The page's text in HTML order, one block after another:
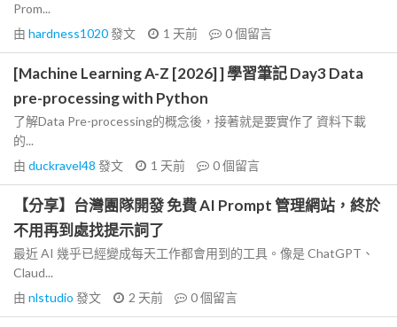
Prom...
由 hardness1020發文 1 天前 0個留言
[Machine Learning A-Z [2026] ] 學習筆記 Day3 Data
pre-processing with Python
了解Data Pre-processing的概念後，接著就是要實作了 資料下載
的...
由 duckravel48 發文 1 天前 0個留言
【分享】台灣團隊開發 免費 AI Prompt 管理網站，終於
不用再到處找提示詞了
最近 AI 幾乎已經變成每天工作都會用到的工具。像是 ChatGPT、
Claud...
由 nlstudio 發文 2 天前 0個留言